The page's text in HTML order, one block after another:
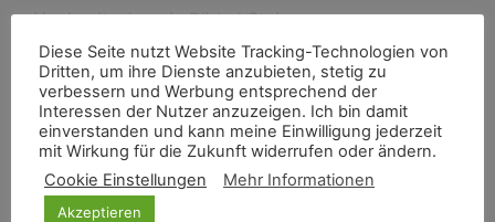
Hochzeitsplanerin Bärbel Steinmann
Burghochzeit im Rheingau
Neueste Kommentare
Diese Seite nutzt Website Tracking-Technologien von
Dritten, um ihre Dienste anzubieten, stetig zu
verbessern und Werbung entsprechend der
Interessen der Nutzer anzuzeigen. Ich bin damit
einverstanden und kann meine Einwilligung jederzeit
mit Wirkung für die Zukunft widerrufen oder ändern.
Cookie Einstellungen
Mehr Informationen
Akzeptieren